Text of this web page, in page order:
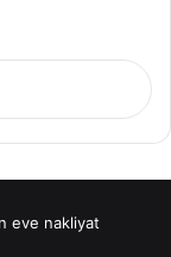
eve nakliyat